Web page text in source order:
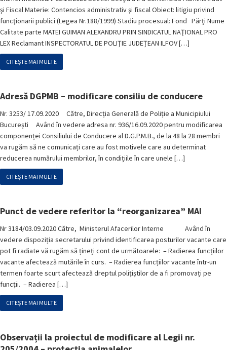
şi Fiscal Materie: Contencios administrativ şi fiscal Obiect: litigiu privind
funcţionarii publici (Legea Nr.188/1999) Stadiu procesual: Fond Părţi Nume
Calitate parte MATEI GUIMAN ALEXANDRU PRIN SINDICATUL NAŢIONAL PRO
LEX Reclamant INSPECTORATUL DE POLIŢIE JUDEŢEAN ILFOV […]
CITEȘTE MAI MULTE
Adresă DGPMB – modificare consiliu de conducere
Nr. 3253/ 17.09.2020 Către, Direcția Generală de Poliție a Municipiului
București Având în vedere adresa nr. 936/16.09.2020 pentru modificarea
componenței Consiliului de Conducere al D.G.P.M.B., de la 48 la 28 membri
va rugăm să ne comunicați care au fost motivele care au determinat
reducerea numărului membrilor, în condițiile în care unele […]
CITEȘTE MAI MULTE
Punct de vedere referitor la “reorganizarea” MAI
Nr 3184/03.09.2020 Către, Ministerul Afacerilor Interne Având în
vedere dispoziția secretarului privind identificarea posturilor vacante care
pot fi radiate vă rugăm să țineți cont de următoarele: – Radierea funcțiilor
vacante afectează mutările în curs. – Radierea funcțiilor vacante într-un
termen foarte scurt afectează dreptul polițiștilor de a fi promovați pe
funcții. – Radierea […]
CITEȘTE MAI MULTE
Observații la proiectul de modificare al Legii nr.